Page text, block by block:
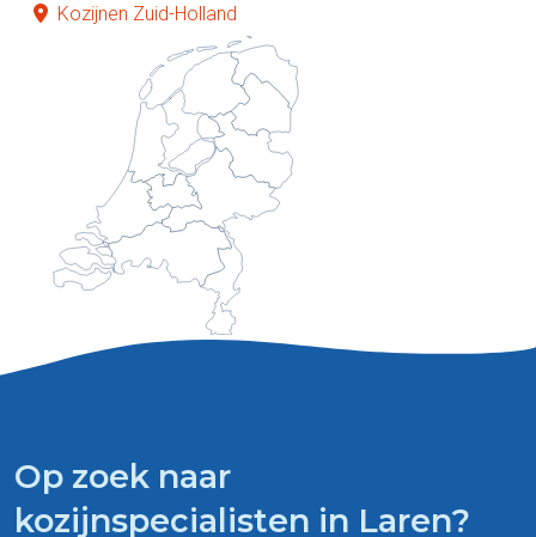
Kozijnen Zuid-Holland
Op zoek naar
kozijnspecialisten in Laren?